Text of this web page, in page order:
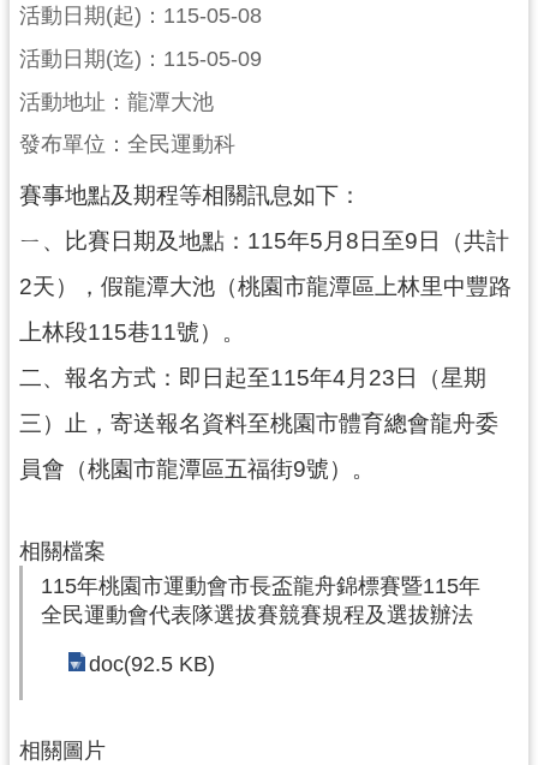
認
體
育
關
錄
場
館
紹
體
動
訊
便
活動日期(起)：115-05-08
活動日期(迄)：115-05-09
活動地址：龍潭大池
發布單位：全民運動科
賽事地點及期程等相關訊息如下：
ㄧ、比賽日期及地點：115年5月8日至9日（共計
2天），假龍潭大池（桃園市龍潭區上林里中豐路
上林段115巷11號）。
二、報名方式：即日起至115年4月23日（星期
三）止，寄送報名資料至桃園市體育總會龍舟委
員會（桃園市龍潭區五福街9號）。
相關檔案
115年桃園市運動會市長盃龍舟錦標賽暨115年
全民運動會代表隊選拔賽競賽規程及選拔辦法
doc(92.5 KB)
相關圖片